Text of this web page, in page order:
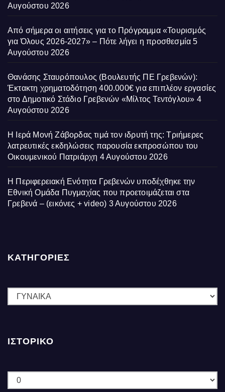
Αυγούστου 2026
Από σήμερα οι αιτήσεις για το Πρόγραμμα «Τουρισμός
για Όλους 2026-2027» – Πότε λήγει η προσθεσμία 5
Αυγούστου 2026
Θανάσης Σταυρόπουλος (Βουλευτής ΠΕ Γρεβενών):
Έκτακτη χρηματοδότηση 400.000€ για επιπλέον εργασίες
στο Δημοτικό Στάδιο Γρεβενών «Μίλτος Τεντόγλου» 4
Αυγούστου 2026
Η Ιερά Μονή Ζάβορδας τιμά τον ιδρυτή της: Τριήμερες
λατρευτικές εκδηλώσεις παρουσία εκπροσώπου του
Οικουμενικού Πατριάρχη 4 Αυγούστου 2026
Η Περιφερειακή Ενότητα Γρεβενών υποδέχθηκε την
Εθνική Ομάδα Πυγμαχίας που προετοιμάζεται στα
Γρεβενά – (εικόνες + video) 3 Αυγούστου 2026
ΚΑΤΗΓΟΡΙΕΣ
ΚΑΤΗΓΟΡΙΕΣ
ΙΣΤΟΡΙΚΌ
Ιστορικό